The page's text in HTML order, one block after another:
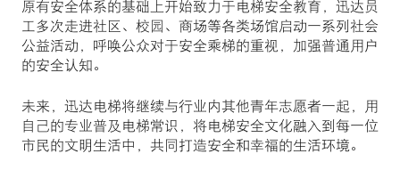
原有安全体系的基础上开始致力于电梯安全教育，迅达员
工多次走进社区、校园、商场等各类场馆启动一系列社会
公益活动，呼唤公众对于安全乘梯的重视，加强普通用户
的安全认知。
未来，迅达电梯将继续与行业内其他青年志愿者一起，用
自己的专业普及电梯常识，将电梯安全文化融入到每一位
市民的文明生活中，共同打造安全和幸福的生活环境。